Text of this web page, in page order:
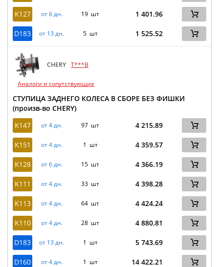
K127 от 6 дн. 19 шт 1 401.96
D183 от 13 дн. 5 шт 1 525.52
CHERY T***B
Аналоги и сопутствующие
СТУПИЦА ЗАДНЕГО КОЛЕСА В СБОРЕ БЕЗ ФИШКИ
(произв-во CHERY)
K147
от 4 дн. 97 шт 4 215.89
K151 от 4 дн. 1 шт 4 359.57
K128 от 6 дн. 15 шт 4 366.19
K111 от 4 дн. 33 шт 4 398.28
K113 от 4 дн. 64 шт 4 424.24
K110 от 4 дн. 28 шт 4 880.81
D183 от 13 дн. 1 шт 5 743.69
D160 от 4 дн. 1 шт 14 422.21